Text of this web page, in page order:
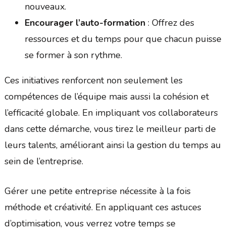
nouveaux.
Encourager l’auto-formation: Offrez des
ressources et du temps pour que chacun puisse
se former à son rythme.
Ces initiatives renforcent non seulement les
compétences de l’équipe mais aussi la cohésion et
l’efficacité globale. En impliquant vos collaborateurs
dans cette démarche, vous tirez le meilleur parti de
leurs talents, améliorant ainsi la gestion du temps au
sein de l’entreprise.
Gérer une petite entreprise nécessite à la fois
méthode et créativité. En appliquant ces astuces
d’optimisation, vous verrez votre temps se